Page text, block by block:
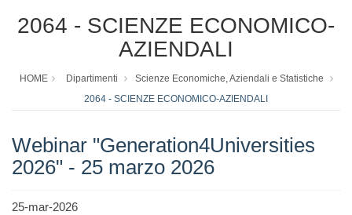
2064 - SCIENZE ECONOMICO-
AZIENDALI
HOME Dipartimenti
Scienze Economiche, Aziendali e Statistiche
2064 - SCIENZE ECONOMICO-AZIENDALI
Webinar "Generation4Universities
2026" - 25 marzo 2026
25-mar-2026